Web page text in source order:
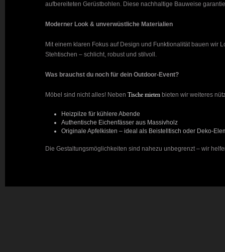
aufbereiteten Gerüstbohlen. Diese nachhaltige Bauweise
Moderner Look & unverwüstliche Materialien
Mit einem klaren Fokus auf Design und Funktionalität bauen wir
Stehtischen – schlicht, robust und stilvoll.
Was brauchst du noch für dein Outdoor-Event?
Möbel sind nicht alles! Neben Tische mieten bieten wir weiteres
Heizpilze für kühlere Abende
Authentische Eichenfässer aus Massivholz
Originale Apfelkisten – ideal als Beistelltisch oder Deko-
Die Gestaltungsmöglichkeiten sind nahezu unbegrenzt – wir